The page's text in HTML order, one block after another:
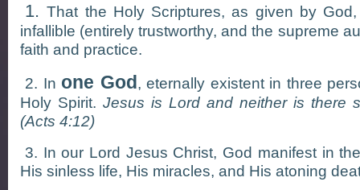
1.That the Holy Scriptures, as given by
infallible (entirely trustworthy, and the supreme
faith and practice.
2. In one God, eternally existent in three
Holy Spirit. Jesus is Lord and neither is there
(Acts 4:12)
3. In our Lord Jesus Christ, God manifest in
His sinless life, His miracles, and His atoning